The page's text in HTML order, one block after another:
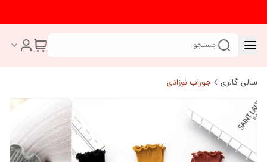
جستجو
سالی گالری جوراب نوزادی